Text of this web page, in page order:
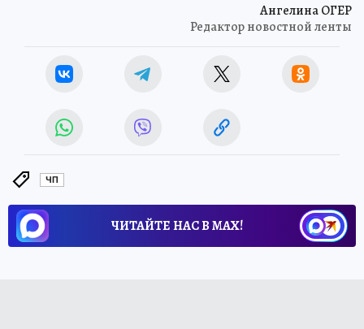
Ангелина ОГЕР
Редактор новостной ленты
ЧП
ЧИТАЙТЕ НАС В МАХ!